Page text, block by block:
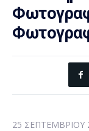
25 ΣΕΠΤΕΜΒΡΊΟΥ